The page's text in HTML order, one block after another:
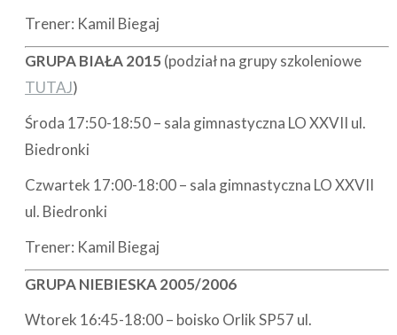
Trener: Kamil Biegaj
GRUPA BIAŁA 2015(podział na grupy szkoleniowe
TUTAJ)
Środa 17:50-18:50 – sala gimnastyczna LO XXVII ul.
Biedronki
Czwartek 17:00-18:00 – sala gimnastyczna LO XXVII
ul. Biedronki
Trener: Kamil Biegaj
GRUPA NIEBIESKA 2005/2006
Wtorek 16:45-18:00 – boisko Orlik SP57 ul.